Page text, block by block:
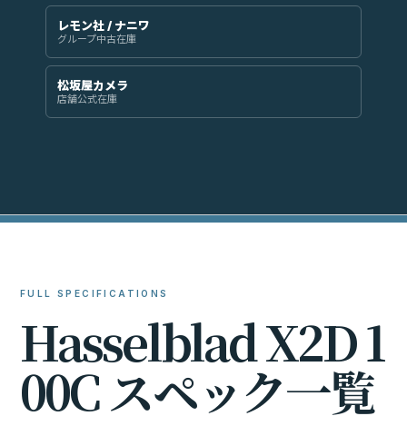
レモン社 / ナニワ
グループ中古在庫
松坂屋カメラ
店舗公式在庫
FULL SPECIFICATIONS
HasselbladX2D1
00Cスペック一覧